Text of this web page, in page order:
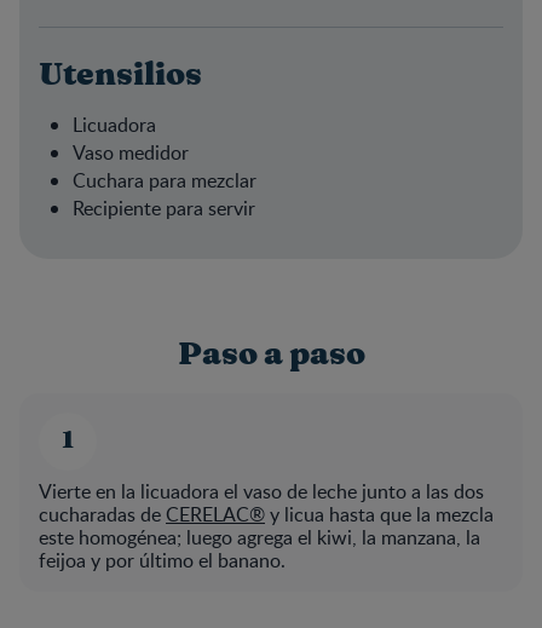
Utensilios
Licuadora
Vaso medidor
Cuchara para mezclar
Recipiente para servir
Paso a paso
Vierte en la licuadora el vaso de leche junto a las dos
cucharadas de CERELAC®y licua hasta que la mezcla
este homogénea; luego agrega el kiwi, la manzana, la
feijoa y por último el banano.